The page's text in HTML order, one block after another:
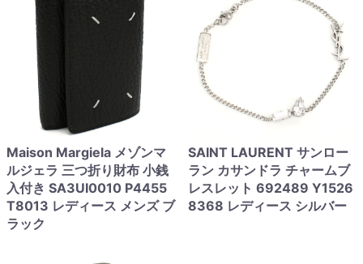
Maison Margiela メゾンマ
ルジェラ 三つ折り財布 小銭
入付き SA3UI0010 P4455
T8013 レディース メンズ ブ
ラック
SAINT LAURENT サンロー
ラン カサンドラ チャームブ
レスレット 692489 Y1526
8368 レディース シルバー